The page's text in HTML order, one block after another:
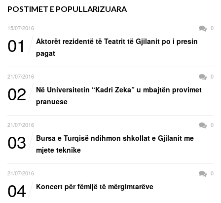
POSTIMET E POPULLARIZUARA
15/07/2016 0
01
Aktorët rezidentë të Teatrit të Gjilanit po i presin
pagat
21/07/2016 0
02
Në Universitetin “Kadri Zeka” u mbajtën provimet
pranuese
21/07/2016 0
03
Bursa e Turqisë ndihmon shkollat e Gjilanit me
mjete teknike
21/07/2016 0
04 Koncert për fëmijë të mërgimtarëve